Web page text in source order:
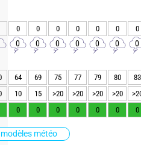
météo
0 0 0 0 0 0 0
0 0 0 0 0 0 0
64 69 75 77 79 80
83
10 15 >20 >20 >20 >20
0 0 0 0 0 0 0